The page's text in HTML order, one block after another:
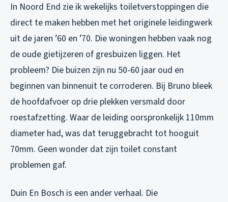
In Noord End zie ik wekelijks toiletverstoppingen die
direct te maken hebben met het originele leidingwerk
uit de jaren ’60 en ’70. Die woningen hebben vaak nog
de oude gietijzeren of gresbuizen liggen. Het
probleem? Die buizen zijn nu 50-60 jaar oud en
beginnen van binnenuit te corroderen. Bij Bruno bleek
de hoofdafvoer op drie plekken versmald door
roestafzetting. Waar de leiding oorspronkelijk 110mm
diameter had, was dat teruggebracht tot hooguit
70mm. Geen wonder dat zijn toilet constant
problemen gaf.
Duin En Bosch is een ander verhaal. Die